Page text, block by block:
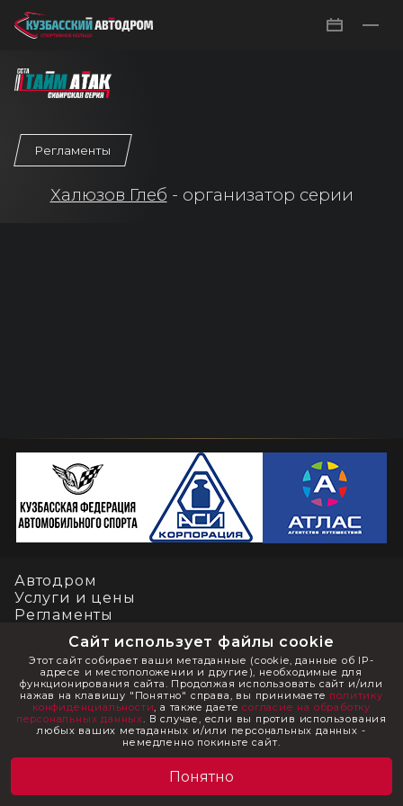
СЕРИИ
КАЛЕНДАРЬ
Регламенты
Халюзов Глеб - организатор серии
Автодром
Услуги и цены
Регламенты
Контакты
Социальные сети
Написать нам
© ООО "Кузбасский автодром" 2012-2026 Все права защищены
Политика конфиденциальности
Сайт использует файлы cookie
Этот сайт собирает ваши метаданные (cookie, данные об IP-
адресе и местоположении и другие), необходимые для
функционирования сайта. Продолжая использовать сайт и/или
нажав на клавишу "Понятно" справа, вы принимаете политику
конфиденциальности, а также даетесогласие на обработку
персональных данных. В случае, если вы против использования
любых ваших метаданных и/или персональных данных -
немедленно покиньте сайт.
Понятно